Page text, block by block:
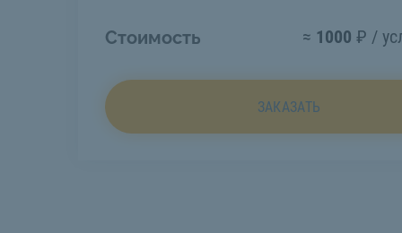
Стоимость ≈ 1000 ₽ /
ЗАКАЗАТЬ